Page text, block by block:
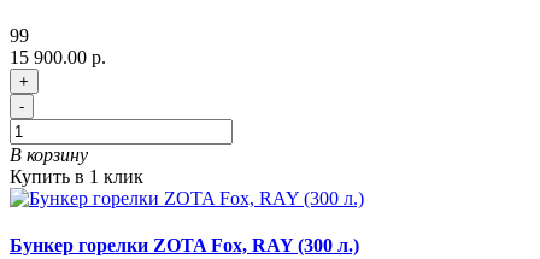
99
15 900.00 р.
+
-
В корзину
Купить в 1 клик
Бункер горелки ZOTA Fox, RAY (300 л.)